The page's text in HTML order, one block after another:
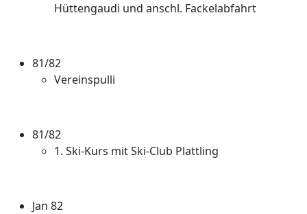
Hüttengaudi und anschl. Fackelabfahrt
81/82
Vereinspulli
81/82
1. Ski-Kurs mit Ski-Club Plattling
Jan 82